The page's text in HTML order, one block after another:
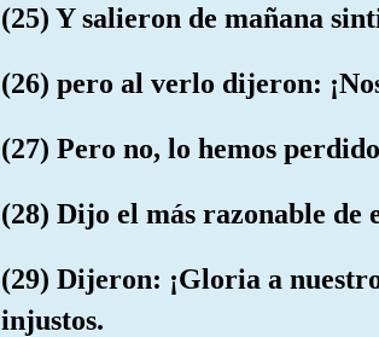
(25) Y salieron de mañana
(26) pero al verlo dijeron:
(27) Pero no, lo hemos
(28) Dijo el más razonable
(29) Dijeron: ¡Gloria a
injustos.